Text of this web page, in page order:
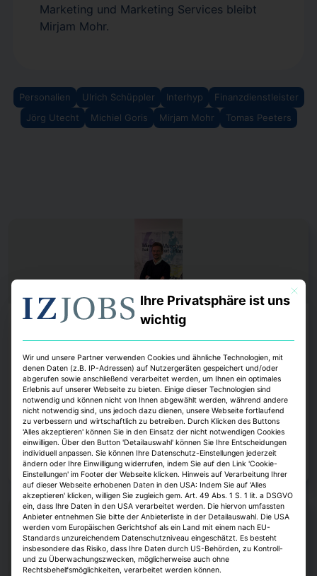
Marketing und Marketing Services bleibt
Mirjam Mohr.
Personalien Ulrich Schüppler Interhyp
Finanzdienstleister
Jörg Utecht
Michiel Goris Mirjam Mohr Tomas Peeters
Thomas Hobohm leitet die Münchner
Umbauagentur
Jobwechsel im Münchner Planungsreferat. Der bisherige
Wohnungsbaumanager der Stadt, Thomas Hobohm, wird künftig die
Umbauagentur der Landeshauptstadt leiten. Das bestätigte Münchens
Oberbürgermeister Dominik Krause.
Alexander Heintze 7. August 2026
Zum Artikel
Mit
Ihre Privatsphäre ist uns
wichtig
Wir und unsere Partner verwenden Cookies und ähnliche Technologien, mit
denen Daten (z.B. IP-Adressen) auf Nutzergeräten gespeichert und/oder
abgerufen sowie anschließend verarbeitet werden, um Ihnen ein optimales
Erlebnis auf unserer Webseite zu bieten. Einige dieser Technologien sind
notwendig und können nicht von Ihnen abgewählt werden, während andere
nicht notwendig sind, uns jedoch dazu dienen, unsere Webseite fortlaufend
zu verbessern und wirtschaftlich zu betreiben. Durch Klicken des Buttons
'Alles akzeptieren' können Sie in den Einsatz der nicht notwendigen Cookies
einwilligen. Über den Button 'Detailauswahl' können Sie Ihre Entscheidungen
individuell anpassen. Sie können Ihre Datenschutz-Einstellungen jederzeit
ändern oder Ihre Einwilligung widerrufen, indem Sie auf den Link 'Cookie-
Einstellungen' im Footer der Webseite klicken. Hinweis auf Verarbeitung Ihrer
auf dieser Webseite erhobenen Daten in den USA: Indem Sie auf 'Alles
akzeptieren' klicken, willigen Sie zugleich gem. Art. 49 Abs. 1 S. 1 lit. a DSGVO
ein, dass Ihre Daten in den USA verarbeitet werden. Die hiervon umfassten
Anbieter entnehmen Sie bitte der Anbieterliste in der Detailauswahl. Die USA
werden vom Europäischen Gerichtshof als ein Land mit einem nach EU-
Standards unzureichendem Datenschutzniveau eingeschätzt. Es besteht
insbesondere das Risiko, dass Ihre Daten durch US-Behörden, zu Kontroll-
und zu Überwachungszwecken, möglicherweise auch ohne
Rechtsbehelfsmöglichkeiten, verarbeitet werden können.